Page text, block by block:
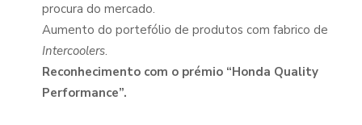
procura do mercado.
Aumento do portefólio de produtos com fabrico de
Intercoolers.
Reconhecimento com o prémio “Honda Quality
Performance”.